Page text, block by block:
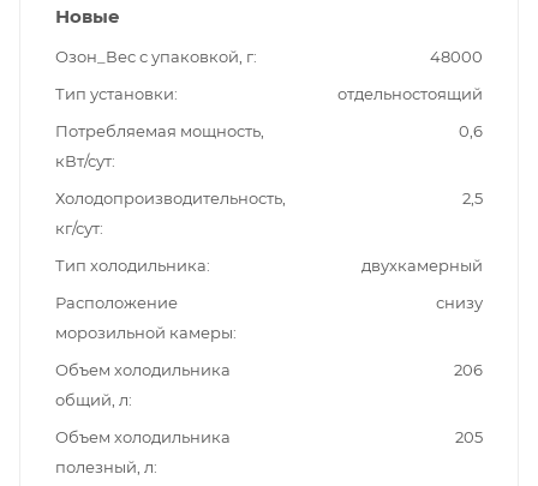
Новые
Озон_Вес с упаковкой, г
48000
Тип установки
отдельностоящий
Потребляемая мощность,
кВт/сут
0,6
Холодопроизводительность,
кг/сут
2,5
Тип холодильника
двухкамерный
Расположение
морозильной камеры
снизу
Объем холодильника
общий, л
206
Объем холодильника
полезный, л
205